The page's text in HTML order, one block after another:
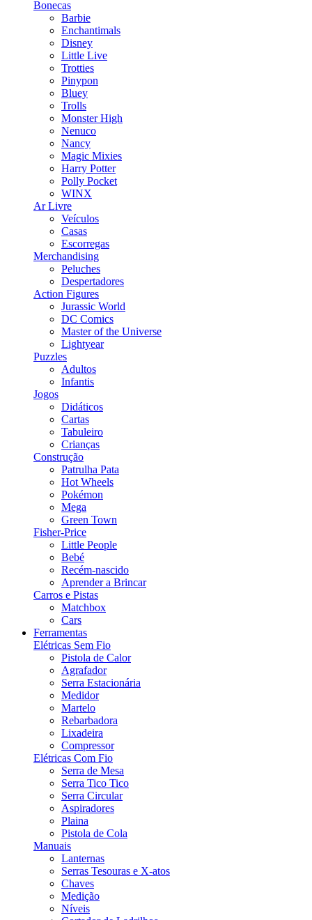
Bonecas
Barbie
Enchantimals
Disney
Little Live
Trotties
Pinypon
Bluey
Trolls
Monster High
Nenuco
Nancy
Magic Mixies
Harry Potter
Polly Pocket
WINX
Ar Livre
Veículos
Casas
Escorregas
Merchandising
Peluches
Despertadores
Action Figures
Jurassic World
DC Comics
Master of the Universe
Lightyear
Puzzles
Adultos
Infantis
Jogos
Didáticos
Cartas
Tabuleiro
Crianças
Construção
Patrulha Pata
Hot Wheels
Pokémon
Mega
Green Town
Fisher-Price
Little People
Bebé
Recém-nascido
Aprender a Brincar
Carros e Pistas
Matchbox
Cars
Ferramentas
Elétricas Sem Fio
Pistola de Calor
Agrafador
Serra Estacionária
Medidor
Martelo
Rebarbadora
Lixadeira
Compressor
Elétricas Com Fio
Serra de Mesa
Serra Tico Tico
Serra Circular
Aspiradores
Plaina
Pistola de Cola
Manuais
Lanternas
Serras Tesouras e X-atos
Chaves
Medição
Níveis